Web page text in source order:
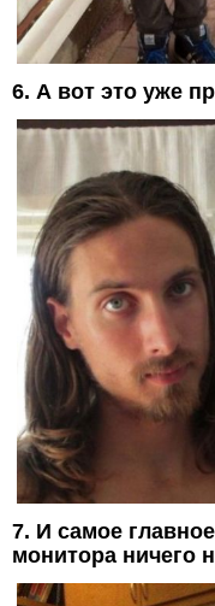
6. А вот это уже
7. И самое
монитора ничего